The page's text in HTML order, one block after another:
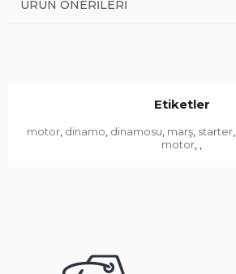
ÜRÜN ÖNERILERI
Etiketler
motor, dinamo, dinamosu, marş, starter,
motor, ,